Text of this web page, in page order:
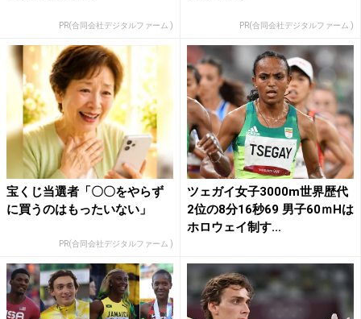
PR(合同会社デジタルファーム ) PR(合同会社デジタルファーム )
宝くじ当選者「〇〇をやらず
に買うのはもったいない」
PR(合同会社デジタルファーム )
ツェガイ女子3000m世界歴代
2位の8分16秒69 男子60ｍHは
ホロウェイ制す...